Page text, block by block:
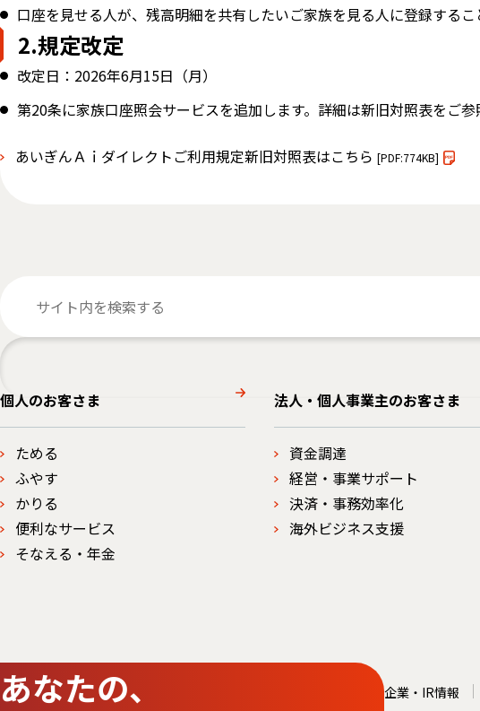
口座を見せる人が、残高明細を共有したいご家族を見る人に登録する
2.規定改定
改定日：2026年6月15日（月）
第20条に家族口座照会サービスを追加します。詳細は新旧対照表をご参
あいぎんＡｉダイレクトご利用規定新旧対照表はこちら [PDF:774KB]
個人のお客さま
ためる
ふやす
かりる
便利なサービス
そなえる・年金
法人・個人事業主のお客さま
資金調達
経営・事業サポート
決済・事務効率化
海外ビジネス支援
あなたの、
企業・IR情報